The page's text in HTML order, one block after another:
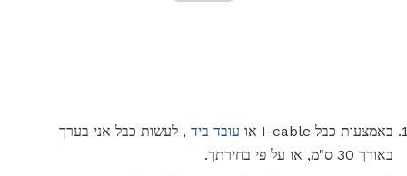
באמצעות כבל I-cable או עובד ביד , לעשות כבל אני בערך
באורך 30 ס"מ, או על פי בחירתך.